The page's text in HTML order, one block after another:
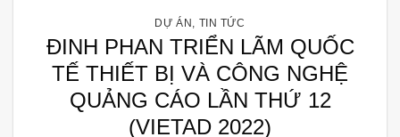
DỰ ÁN TIN TỨC
ĐINH PHAN TRIỂN LÃM QUỐC
TẾ THIẾT BỊ VÀ CÔNG NGHỆ
QUẢNG CÁO LẦN THỨ 12
(VIETAD 2022)